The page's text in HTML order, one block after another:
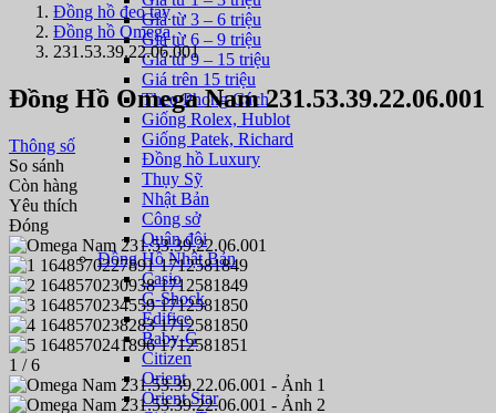
Giá từ 3 – 6 triệu
Giá từ 6 – 9 triệu
Giá từ 9 – 15 triệu
Giá trên 15 triệu
Theo Phong Cách
Giống Rolex, Hublot
Giống Patek, Richard
Đồng hồ Luxury
Thụy Sỹ
Nhật Bản
Công sở
Quân đội
Đồng Hồ Nhật Bản
Casio
G-Shock
Edifice
Baby-G
Citizen
Orient
Orient Star
Đồng hồ đeo tay
Đồng hồ Omega
231.53.39.22.06.001
Đồng Hồ Omega Nam 231.53.39.22.06.001
Thông số
So sánh
Còn hàng
Yêu thích
Đóng
1 / 6